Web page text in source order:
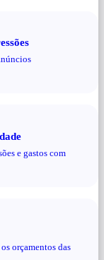
e gastos com
orçamentos das